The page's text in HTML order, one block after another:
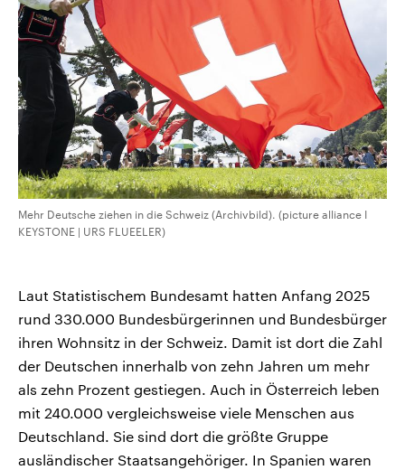
CDU, SPD und FDP regiert.-
Umfragen, Prognosen,
Wahlprogramme, aktuelle Berichte
und Hintergründe zu den Parteien
und Kandidaten der anstehenden
Wahl.
aktuelle Weltgeschehen.
Sendungen Programm Podcasts
Audio-Archiv
Mehr Deutsche ziehen in die Schweiz (Archivbild). (picture alliance I
KEYSTONE | URS FLUEELER)
Laut Statistischem Bundesamt hatten Anfang 2025
rund 330.000 Bundesbürgerinnen und Bundesbürger
ihren Wohnsitz in der Schweiz. Damit ist dort die Zahl
der Deutschen innerhalb von zehn Jahren um mehr
als zehn Prozent gestiegen. Auch in Österreich leben
mit 240.000 vergleichsweise viele Menschen aus
Deutschland. Sie sind dort die größte Gruppe
ausländischer Staatsangehöriger. In Spanien waren